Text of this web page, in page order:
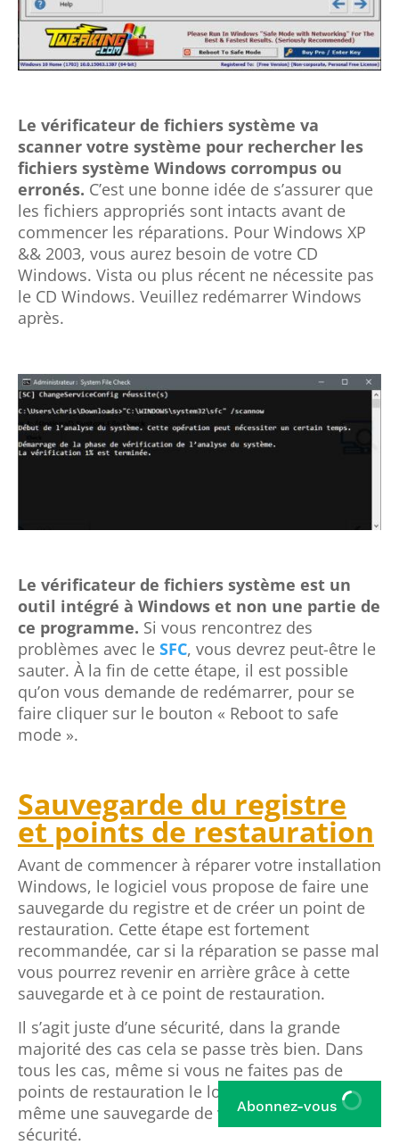
Le vérificateur de fichiers système va
scanner votre système pour rechercher les
fichiers système Windows corrompus ou
erronés. C’est une bonne idée de s’assurer que
les fichiers appropriés sont intacts avant de
commencer les réparations. Pour Windows XP
&& 2003, vous aurez besoin de votre CD
Windows. Vista ou plus récent ne nécessite pas
le CD Windows. Veuillez redémarrer Windows
après.
Le vérificateur de fichiers système est un
outil intégré à Windows et non une partie de
ce programme. Si vous rencontrez des
problèmes avec le SFC, vous devrez peut-être le
sauter. À la fin de cette étape, il est possible
qu’on vous demande de redémarrer, pour se
faire cliquer sur le bouton « Reboot to safe
mode ».
Sauvegarde du registre
et points de restauration
Avant de commencer à réparer votre installation
Windows, le logiciel vous propose de faire une
sauvegarde du registre et de créer un point de
restauration. Cette étape est fortement
recommandée, car si la réparation se passe mal
vous pourrez revenir en arrière grâce à cette
sauvegarde et à ce point de restauration.
Il s’agit juste d’une sécurité, dans la grande
majorité des cas cela se passe très bien. Dans
tous les cas, même si vous ne faites pas de
points de restauration le logiciel lancera quand
même une sauvegarde de votre registre par
sécurité.
Abonnez-vous